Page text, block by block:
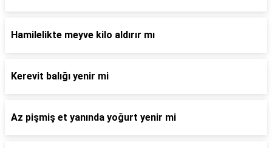
Hamilelikte meyve kilo aldırır mı
Kerevit balığı yenir mi
Az pişmiş et yanında yoğurt yenir mi